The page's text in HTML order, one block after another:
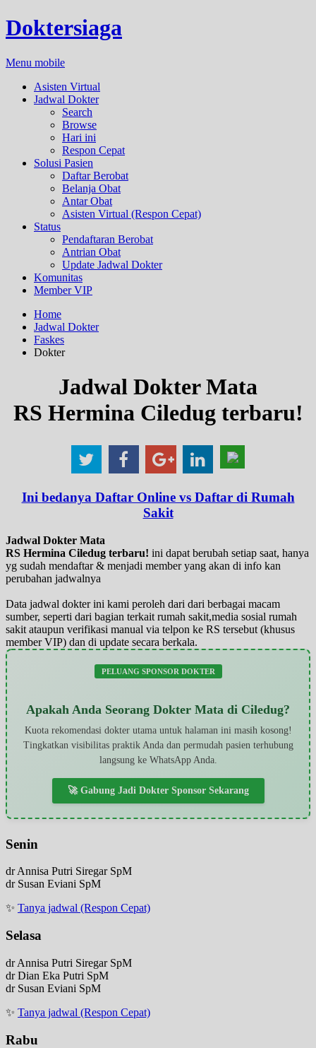
Doktersiaga
Menu mobile
Asisten Virtual
Jadwal Dokter
Search
Browse
Hari ini
Respon Cepat
Solusi Pasien
Daftar Berobat
Belanja Obat
Antar Obat
Asisten Virtual (Respon Cepat)
Status
Pendaftaran Berobat
Antrian Obat
Update Jadwal Dokter
Komunitas
Member VIP
Home
Jadwal Dokter
Faskes
Dokter
Jadwal Dokter Mata
RS Hermina Ciledug terbaru!
Ini bedanya Daftar Online vs Daftar di Rumah
Sakit
Jadwal Dokter Mata
RS Hermina Ciledug terbaru! ini dapat berubah setiap saat, hanya
yg sudah mendaftar & menjadi member yang akan di info kan
perubahan jadwalnya
Data jadwal dokter ini kami peroleh dari dari berbagai macam
sumber, seperti dari bagian terkait rumah sakit,media sosial rumah
sakit ataupun verifikasi manual via telpon ke RS tersebut (khusus
member VIP) dan di update secara berkala.
PELUANG SPONSOR DOKTER
Apakah Anda Seorang Dokter Mata di Ciledug?
Kuota rekomendasi dokter utama untuk halaman ini masih kosong!
Tingkatkan visibilitas praktik Anda dan permudah pasien terhubung
langsung ke WhatsApp Anda.
🚀 Gabung Jadi Dokter Sponsor Sekarang
Senin
dr Annisa Putri Siregar SpM
dr Susan Eviani SpM
✨ Tanya jadwal (Respon Cepat)
Selasa
dr Annisa Putri Siregar SpM
dr Dian Eka Putri SpM
dr Susan Eviani SpM
✨ Tanya jadwal (Respon Cepat)
Rabu